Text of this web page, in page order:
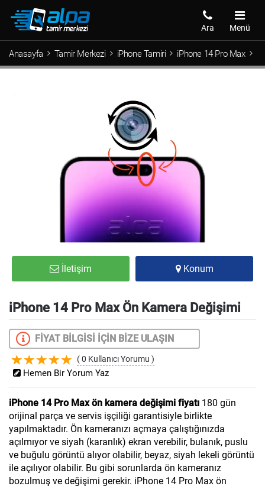
Menü
Ara
Anasayfa Tamir Merkezi iPhone Tamiri iPhone 14 Pro Max
İletişim Konum
iPhone 14 Pro Max Ön Kamera Değişimi
FİYAT BİLGİSİ İÇİN BİZE ULAŞIN
( 0 Kullanıcı Yorumu )
Hemen Bir Yorum Yaz
iPhone 14 Pro Max ön kamera değişimi fiyatı 180 gün
orijinal parça ve servis işçiliği garantisiyle birlikte
yapılmaktadır. Ön kameranızı açmaya çalıştığınızda
açılmıyor ve siyah (karanlık) ekran verebilir, bulanık, puslu
ve buğulu görüntü alıyor olabilir, beyaz, siyah lekeli görüntü
ile açılıyor olabilir. Bu gibi sorunlarda ön kameranız
bozulmuş ve değişimi gerekir. iPhone 14 Pro Max ön